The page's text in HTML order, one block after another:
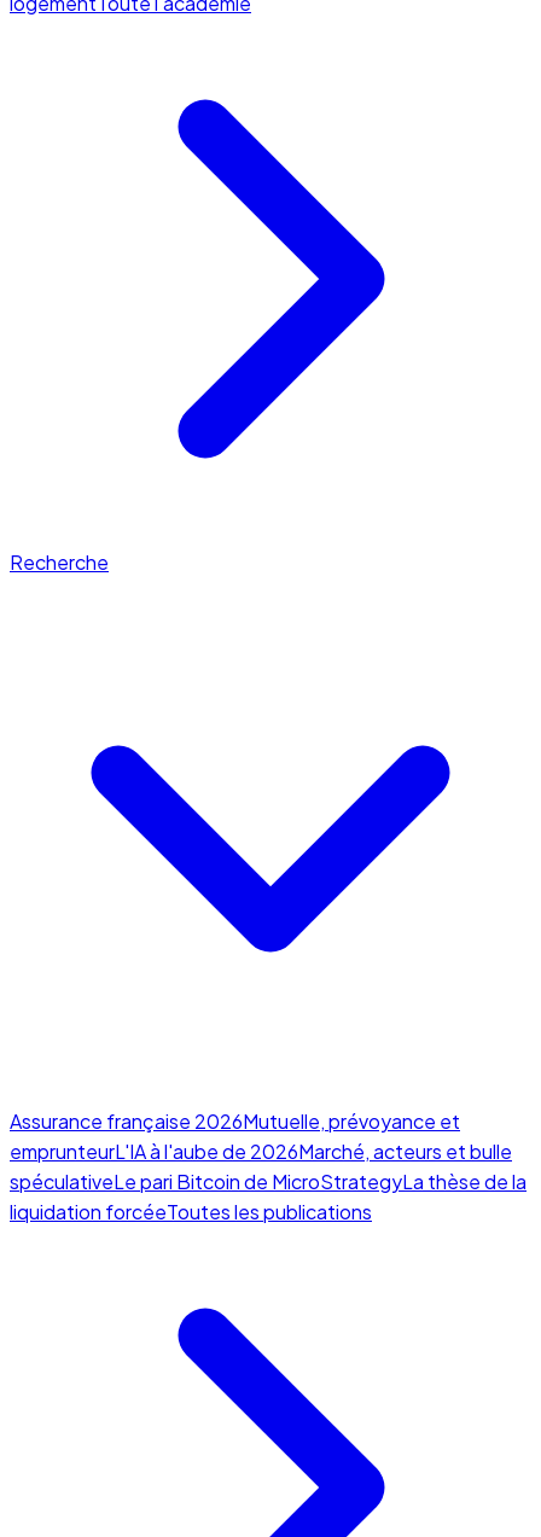
Recherche
Assurance française 2026Mutuelle, prévoyance et
emprunteurL'IA à l'aube de 2026Marché, acteurs et bulle
spéculativeLe pari Bitcoin de MicroStrategyLa thèse de la
liquidation forcéeToutes les publications